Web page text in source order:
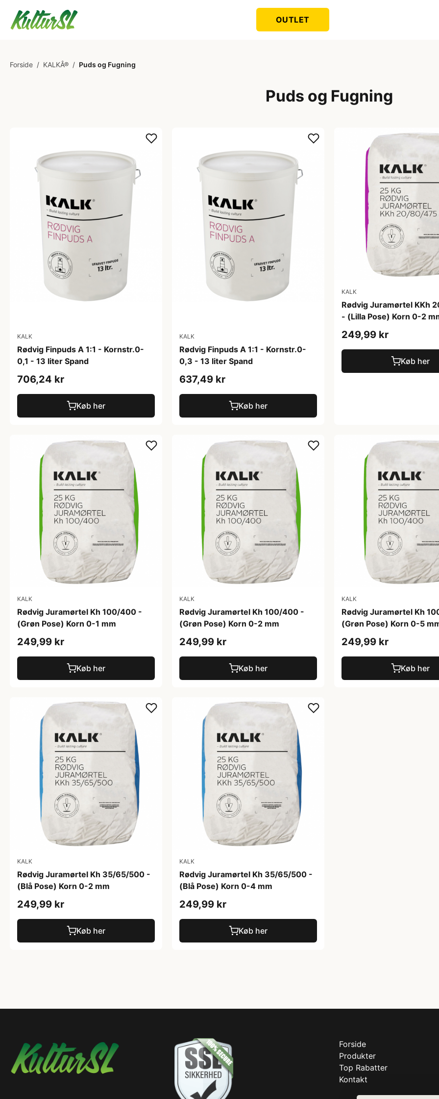
OUTLET
Forside / KALKÂ® / Puds og Fugning
Puds og Fugning
KALK
Rødvig Finpuds A 1:1 - Kornstr.0-
0,1 - 13 liter Spand
706,24 kr
Køb her
KALK
Rødvig Finpuds A 1:1 - Kornstr.0-
0,3 - 13 liter Spand
637,49 kr
Køb her
KALK
Rødvig Juramørtel KKh
- (Lilla Pose) Korn 0-2
249,99 kr
Køb her
KALK
Rødvig Juramørtel Kh 100/400 -
(Grøn Pose) Korn 0-1 mm
249,99 kr
Køb her
KALK
Rødvig Juramørtel Kh 100/400 -
(Grøn Pose) Korn 0-2 mm
249,99 kr
Køb her
KALK
Rødvig Juramørtel Kh
(Grøn Pose) Korn 0-5
249,99 kr
Køb her
KALK
Rødvig Juramørtel Kh 35/65/500 -
(Blå Pose) Korn 0-2 mm
249,99 kr
Køb her
KALK
Rødvig Juramørtel Kh 35/65/500 -
(Blå Pose) Korn 0-4 mm
249,99 kr
Køb her
Forside
Produkter
Top Rabatter
Kontakt